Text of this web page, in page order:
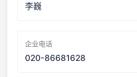
李巍
企业电话
020-86681628